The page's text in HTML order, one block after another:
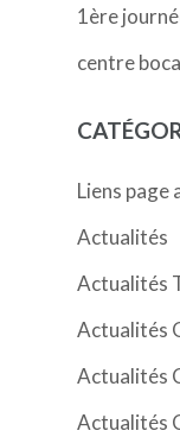
1ère
centre
Liens page
Actualités
Actualités
Actualités
Actualités
Actualités